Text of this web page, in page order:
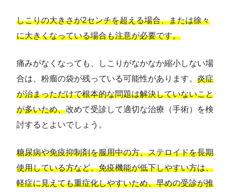
しこりの大きさが2センチを超える場合、または徐々
に大きくなっている場合も注意が必要です。
痛みがなくなっても、しこりがなかなか縮小しない場
合は、粉瘤の袋が残っている可能性があります。 炎症
が治まっただけで根本的な問題は解決していないこと
が多いため、改めて受診して適切な治療（手術）を検
討するとよいでしょう。
糖尿病や免疫抑制剤を服用中の方、ステロイドを長期
使用している方など、免疫機能が低下しやすい方は、
軽症に見えても重症化しやすいため、早めの受診が推